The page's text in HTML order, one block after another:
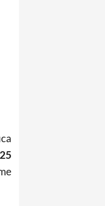
25